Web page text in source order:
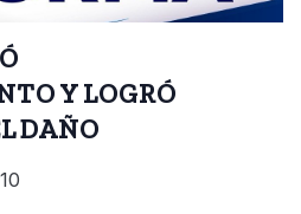
Y LOGRÓ
DAÑO
10